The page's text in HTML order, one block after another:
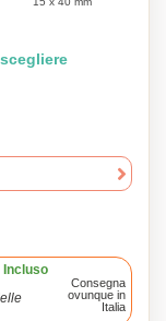
Incluso
Consegna
ovunque in
Italia